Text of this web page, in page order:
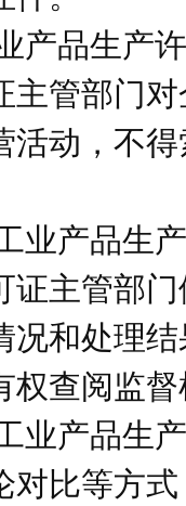
产品生产
主管部门
活动，不
业产品生
证主管部
况和处理
权查阅监
业产品生
对比等方